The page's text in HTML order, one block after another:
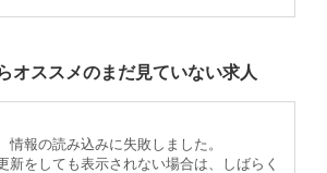
オススメのまだ見ていない求人
情報の読み込みに失敗しました。
新をしても表示されない場合は、しばらく